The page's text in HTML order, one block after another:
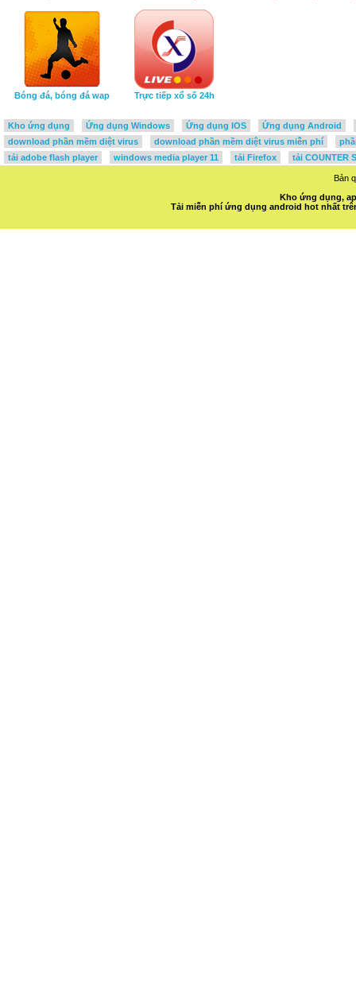
Bóng đá, bóng đá wap Trực tiếp xổ số 24h
Kho ứng dụng Ứng dụng Windows Ứng dụng IOS
Ứng dụng Android
download phần mềm diệt virus
download phần mềm diệt virus miễn phí
tải adobe flash player
windows media player 11 tải Firefox tải COUNTER
Bản
Kho ứng dụng,
Tải miễn phí ứng dụng android hot nhất